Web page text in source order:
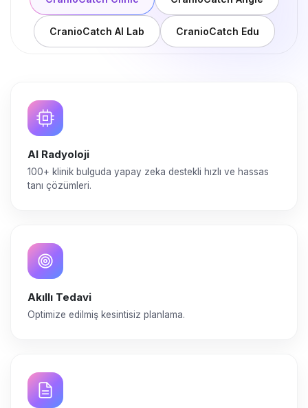
CranioCatch AI Lab CranioCatch Edu
AI Radyoloji
100+ klinik bulguda yapay zeka destekli hızlı ve hassas
tanı çözümleri.
Akıllı Tedavi
Optimize edilmiş kesintisiz planlama.